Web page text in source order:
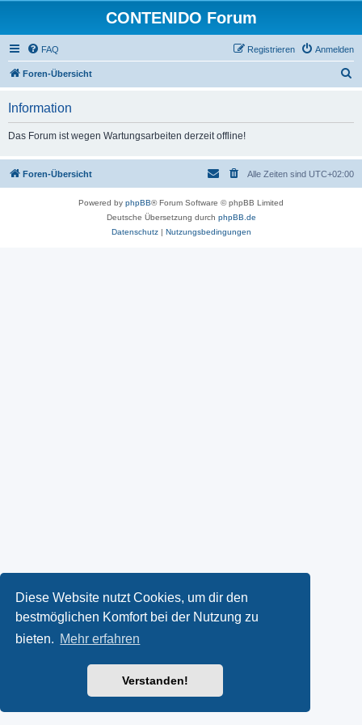
Diese Website nutzt Cookies, um dir den
bestmöglichen Komfort bei der Nutzung zu
bieten. Mehr erfahren
Verstanden!
CONTENIDO Forum
FAQ Anmelden
Registrieren
Foren-Übersicht
Information
Das Forum ist wegen Wartungsarbeiten derzeit offline!
Foren-Übersicht Alle Zeiten sind UTC+02:00
Powered by phpBB® Forum Software © phpBB Limited
Deutsche Übersetzung durch phpBB.de
Datenschutz| Nutzungsbedingungen